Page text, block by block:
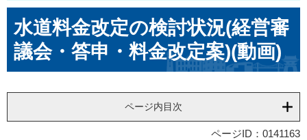
水道料金改定の検討状況(経営審
議会・答申・料金改定案)(動画)
ページ内目次
ページID：0141163